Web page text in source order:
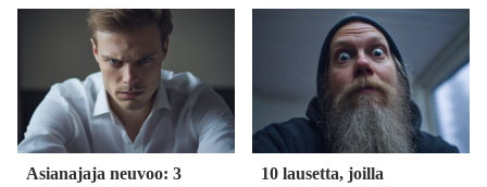
Asianajaja neuvoo: 3
10 lausetta, joilla